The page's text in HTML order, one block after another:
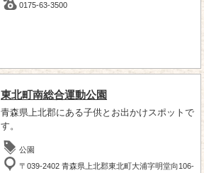
0175-63-3500
東北町南総合運動公園
青森県上北郡にある子供とお出かけスポットで
す。
公園
〒039-2402 青森県上北郡東北町大浦字明堂向106-